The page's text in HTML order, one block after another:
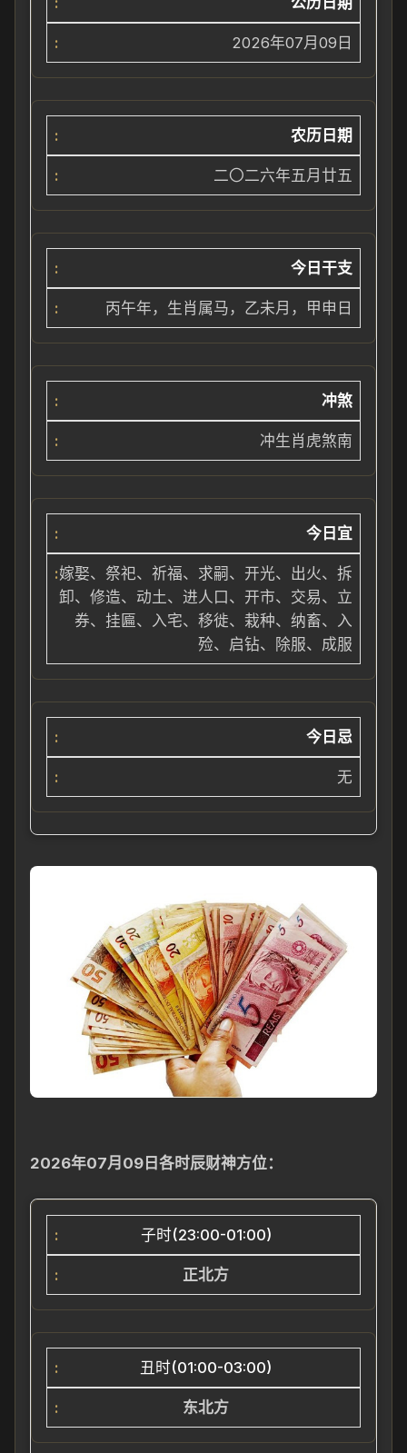
2026年07月09日
农历日 期
二〇二六年五月 廿五
今日干支
丙午年， 生肖属马，乙未月，甲申日
冲煞
冲生肖虎煞南
今日宜
嫁娶、祭祀、祈福、求嗣、开光、出火、拆
卸、修造、动土、进人口、开市、交易、立
券、挂匾、入宅、移徙、栽种、纳畜、入
殓、启钻、除服、成服
今日忌
无
2026年07月09日各时辰财神方位：
子时(23:00-01:00)
正北方
丑时(01:00-03:00)
东北方